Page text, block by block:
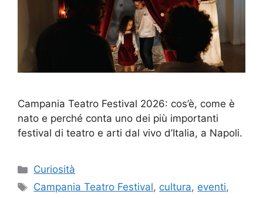
Campania Teatro Festival 2026: cos’è, come è
nato e perché conta uno dei più importanti
festival di teatro e arti dal vivo d’Italia, a Napoli.
Categorie
Curiosità
Tag
Campania Teatro Festival, cultura, eventi,